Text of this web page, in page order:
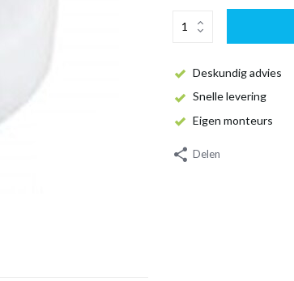
Deskundig advies
Snelle levering
Eigen monteurs
Delen